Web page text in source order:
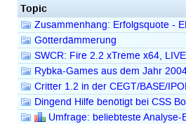
Topic
Zusammenhang: Erfolgsquote -
Götterdämmerung
SWCR: Fire 2.2 xTreme x64,
Rybka-Games aus dem Jahr
Critter 1.2 in der CEGT/BASE/
Dingend Hilfe benötigt bei CSS
Umfrage: beliebteste Analyse-